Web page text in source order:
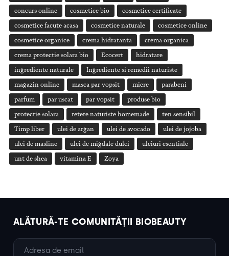
concurs online cosmetice bio cosmetice certificate
cosmetice facute acasa cosmetice naturale cosmetice online
cosmetice organice crema hidratanta crema organica
crema protectie solara bio Ecocert hidratare
ingrediente naturale Ingrediente si remedii naturiste
magazin online masca par vopsit miere parabeni
parfum par uscat par vopsit produse bio
protectie solara retete naturiste homemade ten sensibil
Timp liber ulei de argan ulei de avocado ulei de jojoba
ulei de masline ulei de migdale dulci uleiuri esentiale
unt de shea vitamina E Zoya
ALĂTURĂ-TE COMUNITĂȚII BIOBEAUTY